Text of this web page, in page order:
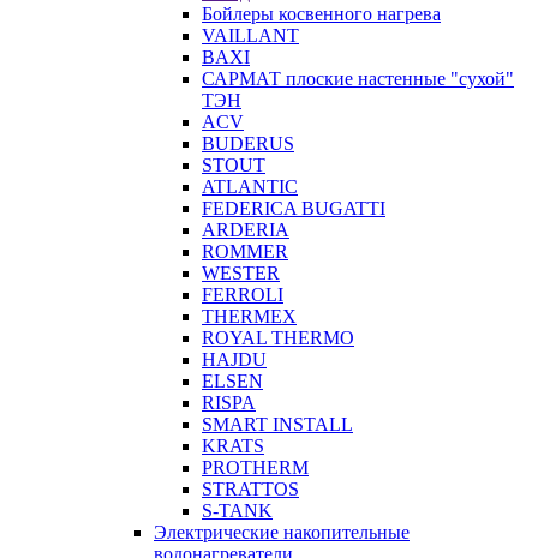
Бойлеры косвенного нагрева
VAILLANT
BAXI
САРМАТ плоские настенные "сухой"
ТЭН
ACV
BUDERUS
STOUT
ATLANTIC
FEDERICA BUGATTI
ARDERIA
ROMMER
WESTER
FERROLI
THERMEX
ROYAL THERMO
HAJDU
ELSEN
RISPA
SMART INSTALL
KRATS
PROTHERM
STRATTOS
S-TANK
Электрические накопительные
водонагреватели